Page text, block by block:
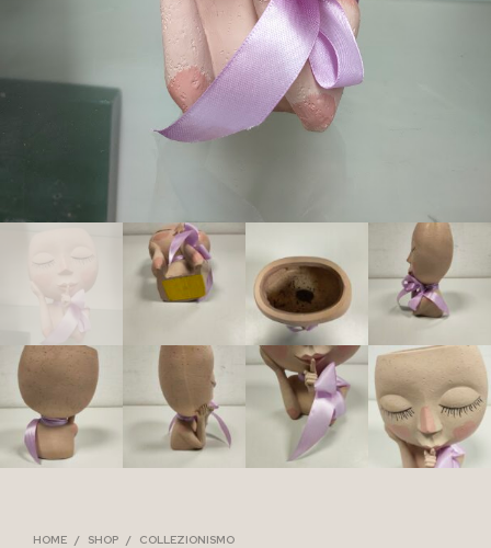
HOME / SHOP / COLLEZIONISMO